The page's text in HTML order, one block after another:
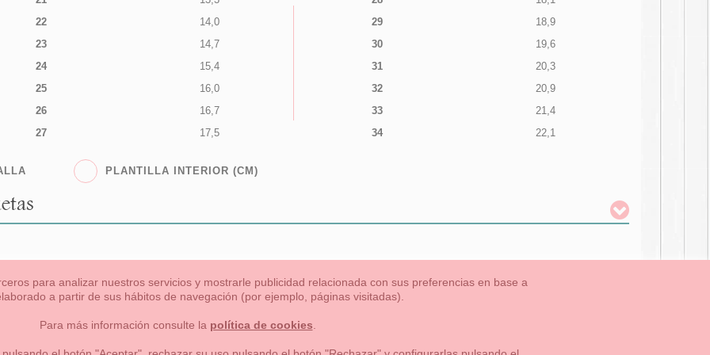
22
14,0
23
14,7
24
15,4
25
16,0
26
16,7
27
17,5
29
18,9
30
19,6
31
20,3
32
20,9
33
21,4
34
22,1
PLANTILLA INTERIOR (CM)
Niña Niño Mamas & Papas NUEVA COLECCION OUTLET-ULTIMAS TALLAS
formas de pago , política de devoluciones y reembolsos Privacidad
para analizar nuestros servicios y mostrarle publicidad relacionada con sus preferencias en base a
a partir de sus hábitos de navegación (por ejemplo, páginas visitadas).
Para más información consulte la política de cookies